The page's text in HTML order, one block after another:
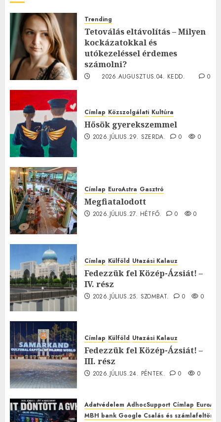
Trending
Tetoválás eltávolítás – Milyen
kockázatokkal és
utókezeléssel érdemes
számolni?
2026.AUGUSZTUS.04. KEDD.
0
Címlap Közszolgálati Kultúra
Hősök gyerekszemmel
2026.JÚLIUS.29. SZERDA. 0 0
Címlap EuroAstra Gasztró
Megfiatalodott
2026.JÚLIUS.27. HÉTFŐ. 0 0
Címlap Külföld Utazási Kalauz
Fedezzük fel Közép-Ázsiát! –
IV. rész
2026.JÚLIUS.25. SZOMBAT. 0 0
Címlap Külföld Utazási Kalauz
Fedezzük fel Közép-Ázsiát! –
III. rész
2026.JÚLIUS.24. PÉNTEK. 0 0
Adatvédelem AdhocSupport Címlap
MBH bank Google Csalás és